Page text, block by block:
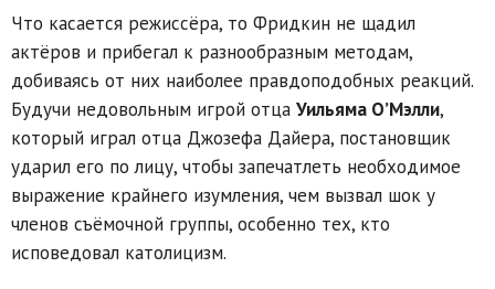
Что касается режиссёра, то Фридкин не щадил
актёров и прибегал к разнообразным методам,
добиваясь от них наиболее правдоподобных реакций.
Будучи недовольным игрой отца Уильяма О’Мэлли,
который играл отца Джозефа Дайера, постановщик
ударил его по лицу, чтобы запечатлеть необходимое
выражение крайнего изумления, чем вызвал шок у
членов съёмочной группы, особенно тех, кто
исповедовал католицизм.